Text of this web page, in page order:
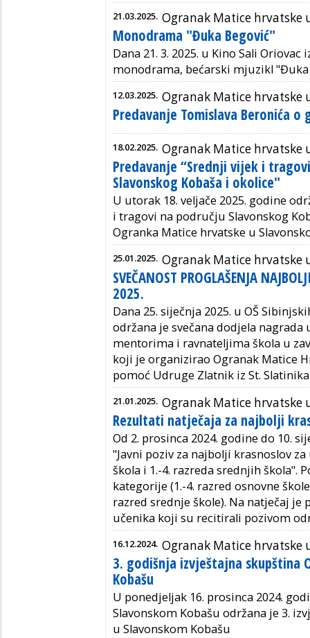
21.03.2025. Ogranak Matice hrvatske
Monodrama "Đuka Begović"
Dana 21. 3. 2025. u Kino Sali Oriovac
monodrama, bećarski mjuzikl "Đuka
12.03.2025. Ogranak Matice hrvatske
Predavanje Tomislava Beronića o
18.02.2025. Ogranak Matice hrvatske
Predavanje “Srednji vijek i
Slavonskog Kobaša i okolice"
U utorak 18. veljače 2025. godine
i tragovi na području Slavonskog
Ogranka Matice hrvatske u
25.01.2025. Ogranak Matice hrvatske
SVEČANOST PROGLAŠENJA
2025.
Dana 25. siječnja 2025. u OŠ
održana je svečana dodjela
mentorima i ravnateljima škola u
koji je organizirao Ogranak Matice
pomoć Udruge Zlatnik iz St.
21.01.2025. Ogranak Matice hrvatske
Rezultati natječaja za najbolji
Od 2. prosinca 2024. godine do 10.
"Javni poziv za najbolji krasnoslov
škola i 1.-4. razreda srednjih škola".
kategorije (1.-4. razred osnovne
razred srednje škole). Na natječaj
učenika koji su recitirali pozivom
16.12.2024. Ogranak Matice hrvatske
3. godišnja izvještajna skupština
Kobašu
U ponedjeljak 16. prosinca 2024.
Slavonskom Kobašu održana je 3.
u Slavonskom Kobašu